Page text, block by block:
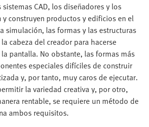
CAD, los diseñadores y los
construyen productos y edificios en el
simulación, las formas y las estructuras
cabeza del creador para hacerse
pantalla. No obstante, las formas más
especiales difíciles de construir
y, por tanto, muy caros de ejecutar.
la variedad creativa y, por otro,
rentable, se requiere un método de
ambos requisitos.